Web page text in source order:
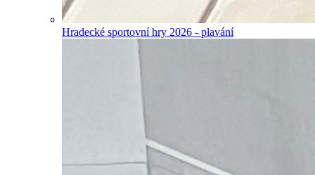
Hradecké sportovní hry 2026 - plavání